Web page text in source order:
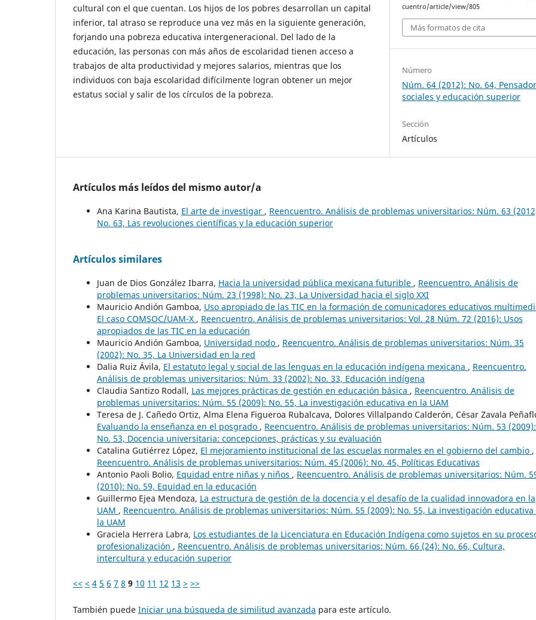
cultural con el que cuentan. Los hijos de los pobres desarrollan un capital
inferior, tal atraso se reproduce una vez más en la siguiente generación,
forjando una pobreza educativa intergeneracional. Del lado de la
educación, las personas con más años de escolaridad tienen acceso a
trabajos de alta productividad y mejores salarios, mientras que los
individuos con baja escolaridad difícilmente logran obtener un mejor
estatus social y salir de los círculos de la pobreza.
cuentro/article/view/805
Más formatos de cita
Número
Núm. 64 (2012): No. 64,
sociales y educación superior
Sección
Artículos
Artículos más leídos del mismo autor/a
Ana Karina Bautista, El arte de investigar , Reencuentro. Análisis de problemas universitarios: Núm. 63
No. 63, Las revoluciones científicas y la educación superior
Artículos similares
Juan de Dios González Ibarra, Hacia la universidad pública mexicana futurible , Reencuentro. Análisis de
problemas universitarios: Núm. 23 (1998): No. 23, La Universidad hacia el siglo XXI
Mauricio Andión Gamboa, Uso apropiado de las TIC en la formación de comunicadores educativos
El caso COMSOC/UAM-X , Reencuentro. Análisis de problemas universitarios: Vol. 28 Núm. 72 (2016): Usos
apropiados de las TIC en la educación
Mauricio Andión Gamboa, Universidad nodo , Reencuentro. Análisis de problemas universitarios: Núm. 35
(2002): No. 35, La Universidad en la red
Dalia Ruiz Ávila, El estatuto legal y social de las lenguas en la educación indígena mexicana , Reencuentro.
Análisis de problemas universitarios: Núm. 33 (2002): No. 33, Educación indígena
Claudia Santizo Rodall, Las mejores prácticas de gestión en educación básica , Reencuentro. Análisis de
problemas universitarios: Núm. 55 (2009): No. 55, La investigación educativa en la UAM
Teresa de J. Cañedo Ortiz, Alma Elena Figueroa Rubalcava, Dolores Villalpando Calderón, César Zavala
Evaluando la enseñanza en el posgrado , Reencuentro. Análisis de problemas universitarios: Núm. 53 (2009):
No. 53, Docencia universitaria: concepciones, prácticas y su evaluación
Catalina Gutiérrez López, El mejoramiento institucional de las escuelas normales en el gobierno del cambio ,
Reencuentro. Análisis de problemas universitarios: Núm. 45 (2006): No. 45, Políticas Educativas
Antonio Paoli Bolio, Equidad entre niñas y niños , Reencuentro. Análisis de problemas universitarios: Núm.
(2010): No. 59, Equidad en la educación
Guillermo Ejea Mendoza, La estructura de gestión de la docencia y el desafío de la cualidad innovadora en la
UAM , Reencuentro. Análisis de problemas universitarios: Núm. 55 (2009): No. 55, La investigación educativa
la UAM
Graciela Herrera Labra, Los estudiantes de la Licenciatura en Educación Indígena como sujetos en su
profesionalización , Reencuentro. Análisis de problemas universitarios: Núm. 66 (24): No. 66, Cultura,
intercultura y educación superior
<< < 4 5 6 7 8 9 10 11 12 13 > >>
También puede Iniciar una búsqueda de similitud avanzada para este artículo.